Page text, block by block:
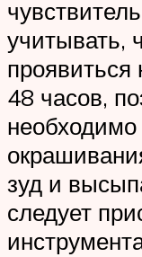
учитывать,
проявиться
48 часов,
зуд и
следует